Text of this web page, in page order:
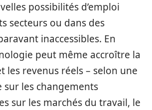
possibilités d’emploi
secteurs ou dans des
inaccessibles. En
peut même accroître la
les revenus réels – selon une
sur les changements
sur les marchés du travail, le